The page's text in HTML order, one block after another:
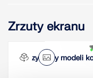
Querschnitts-
zusätzlich zu den
Profilreihe wie das
Przeczytaj więcej
W programach
pręty o zmiennym
się także z
Zrzuty ekranu
Przykłady modeli